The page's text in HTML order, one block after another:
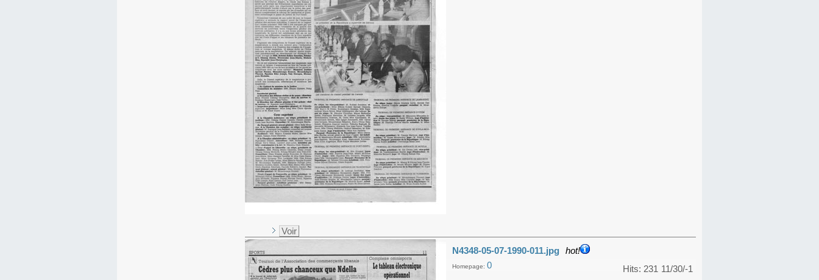
Voir
N4348-05-07-1990-011.jpg hot!
11/30/-1
Hits: 231
Homepage: 0